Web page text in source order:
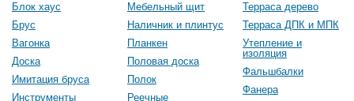
Блок хаус
Брус
Вагонка
Доска
Имитация бруса
Инструменты
Мебельный щит
Наличник и плинтус
Планкен
Половая доска
Полок
Реечные
Терраса дерево
Терраса ДПК и МПК
Утепление и
изоляция
Фальшбалки
Фанера